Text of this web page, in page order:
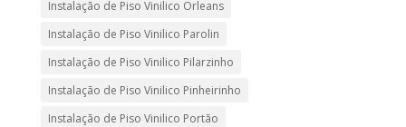
Instalação de Piso Vinilico Orleans
Instalação de Piso Vinilico Parolin
Instalação de Piso Vinilico Pilarzinho
Instalação de Piso Vinilico Pinheirinho
Instalação de Piso Vinilico Portão